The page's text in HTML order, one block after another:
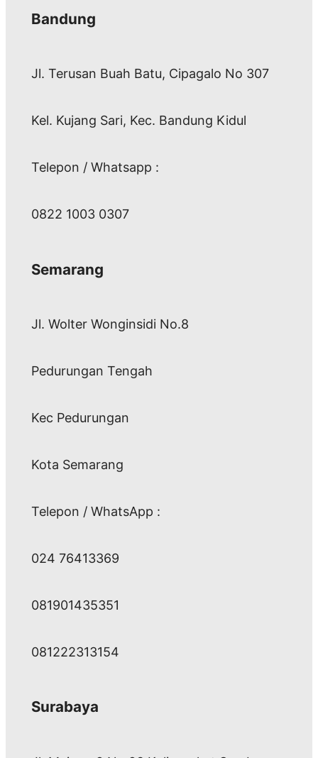
Bandung
Jl. Terusan Buah Batu, Cipagalo No 307
Kel. Kujang Sari, Kec. Bandung Kidul
Telepon / Whatsapp :
0822 1003 0307
Semarang
Jl. Wolter Wonginsidi No.8
Pedurungan Tengah
Kec Pedurungan
Kota Semarang
Telepon / WhatsApp :
024 76413369
081901435351
081222313154
Surabaya